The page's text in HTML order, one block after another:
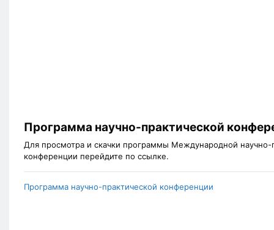
Программа научно-практической
Для просмотра и скачки программы Международной научно-
конференции перейдите по ссылке.
Программа научно-практической конференции